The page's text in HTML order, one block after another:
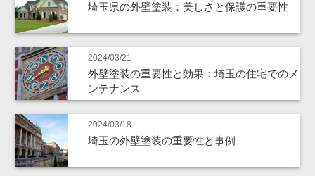
埼玉県の外壁塗装：美しさと保護の重要性
2024/03/21
外壁塗装の重要性と効果：埼玉の住宅でのメ
ンテナンス
2024/03/18
埼玉の外壁塗装の重要性と事例